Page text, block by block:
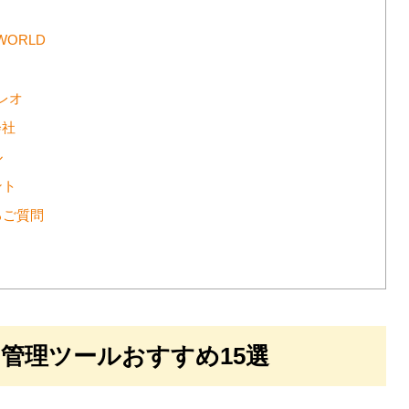
オ
質問
理ツールおすすめ15選